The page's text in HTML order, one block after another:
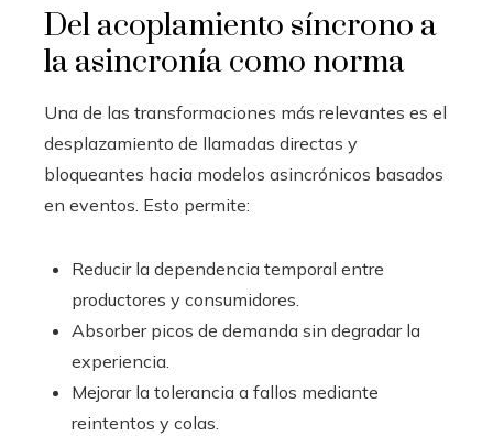
Del acoplamiento síncrono a
la asincronía como norma
Una de las transformaciones más relevantes es el
desplazamiento de llamadas directas y
bloqueantes hacia modelos asincrónicos basados
en eventos. Esto permite:
Reducir la dependencia temporal entre
productores y consumidores.
Absorber picos de demanda sin degradar la
experiencia.
Mejorar la tolerancia a fallos mediante
reintentos y colas.